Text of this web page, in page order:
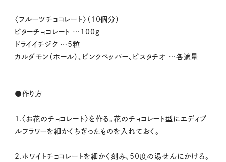
〈フルーツチョコレート〉（10個分）
ビターチョコレート …100g
ドライイチジク …5粒
カルダモン（ホール）、ピンクペッパー、ピスタチオ …各適量
●作り方
1.〈お花のチョコレート〉を作る。花のチョコレート型にエディブ
ルフラワーを細かくちぎったものを入れておく。
2.ホワイトチョコレートを細かく刻み、50度の湯せんにかける。